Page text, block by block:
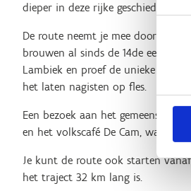
dieper in deze rijke geschiedenis
De route neemt je mee door het
brouwen al sinds de 14de eeuw
Lambiek en proef de unieke
het laten nagisten op fles.
Een bezoek aan het
en het volkscafé De Cam, waar je
Je kunt de route ook starten
het traject 32 km lang is.